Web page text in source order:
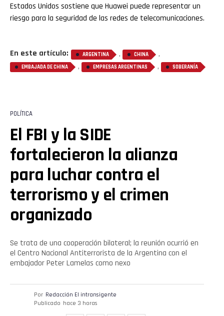
Estados Unidos sostiene que Huawei puede representar un
riesgo para la seguridad de las redes de telecomunicaciones.
En este artículo: ARGENTINA , CHINA ,
EMBAJADA DE CHINA , EMPRESAS ARGENTINAS , SOBERANÍA
POLÍTICA
El FBI y la SIDE
fortalecieron la alianza
para luchar contra el
terrorismo y el crimen
organizado
Se trata de una cooperación bilateral; la reunión ocurrió en
el Centro Nacional Antiterrorista de la Argentina con el
embajador Peter Lamelas como nexo
Por Redacción El intransigente
Publicado hace 3 horas